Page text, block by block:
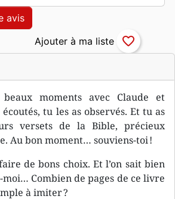
moments avec Claude et
tu les as observés. Et tu as
versets de la Bible, précieux
Au bon moment… souviens-toi !
de bons choix. Et l’on sait bien
Combien de pages de ce livre
à imiter ?
avis
favorite_border